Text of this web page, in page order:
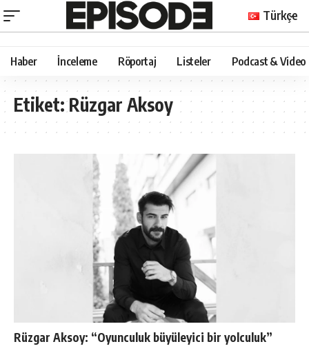
Türkçe
Haber İnceleme Röportaj Listeler Podcast & Video
Etiket:Rüzgar Aksoy
Rüzgar Aksoy: “Oyunculuk büyüleyici bir yolculuk”